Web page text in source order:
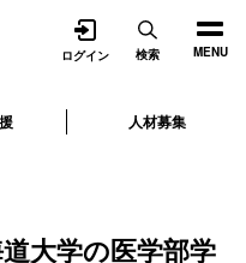
MENU
人材募集
ログイン 検索
大学の医学部学